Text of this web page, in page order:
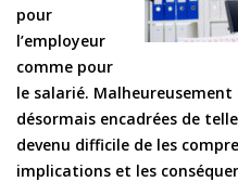
pour
l’employeur
comme pour
le salarié.
désormais encadrées de
devenu difficile de les
implications et les